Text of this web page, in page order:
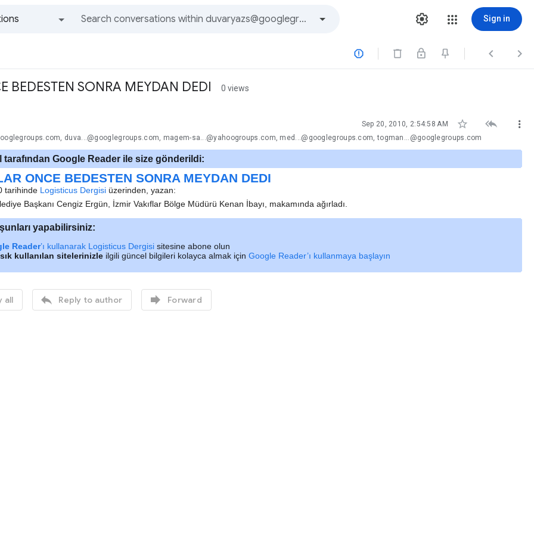
Sign in
  
BEDESTEN SONRA MEYDAN DEDI 0 views
Sep 20, 2010, 2:54:58 AM   
duva...@googlegroups.com, magem-sa...@yahoogroups.com, med...@googlegroups.com, togman...@googlegroups.com
tarafından Google Reader ile size gönderildi:
ONCE BEDESTEN SONRA MEYDAN DEDI
tarihinde Logisticus Dergisi üzerinden, yazan:
Başkanı Cengiz Ergün, İzmir Vakıflar Bölge Müdürü Kenan İbayı, makamında ağırladı.
yapabilirsiniz:
Reader’ı kullanarak Logisticus Dergisi sitesine abone olun
kullanılan sitelerinizle ilgili güncel bilgileri kolayca almak için Google Reader’ı kullanmaya başlayın
all  Reply to author  Forward